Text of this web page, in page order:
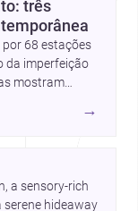
três
68 estações
da imperfeição
mostram
materiais→
a sensory-rich
serene hideaway